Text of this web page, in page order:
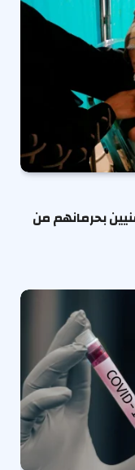
بحرمانهم من